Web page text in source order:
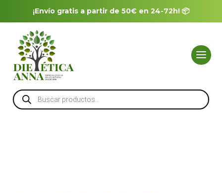
¡Envío gratis a partir de 50€ en 24-72h! 📦
Búsqueda
de
productos